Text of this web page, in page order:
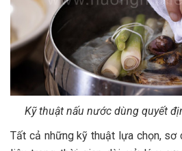
Kỹ thuật nấu nước dùng quyết
Tất cả những kỹ thuật lựa chọn, sơ